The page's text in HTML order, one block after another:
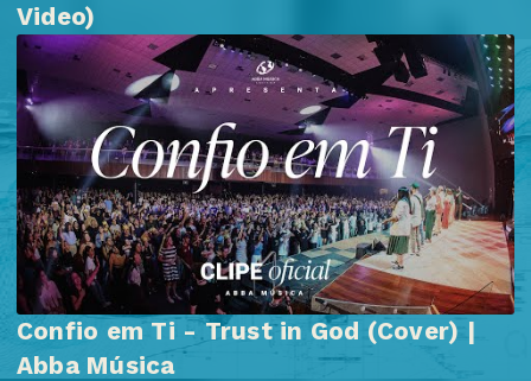
Video)
Confio em Ti - Trust in God (Cover) |
Abba Música